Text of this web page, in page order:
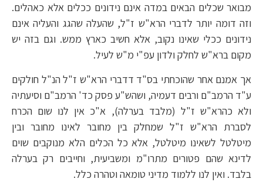
מבואר שכלים הבאים במדה אינם נידונים ככלים אלא כאהלים.
וזה דומה יותר לדברי הרא"ש ז"ל, שהעלה שהגג והעליה אינם
נידונים ככלי שאינו נקוב, אלא חשיב כארץ ממש. וגם בזה יש
מקום ברא"ש לחלק ולדון עפ"י מ"ש לעיל.
אך אמנם אחר שהוכחתי בס"ד דדברי הרא"ש ז"ל הנ"ל חולקים
ע"ד הרמב"ם ורבים דעמיה, ושהש"ע פסק כד' הרמב"ם וסיעתיה
ולא כהרא"ש ז"ל (מלבד בערלה), א"כ אין לנו שום הכרח
לסברת הרא"ש ז"ל שמחלק בין מחובר לאינו מחובר ובין
מיטלטל לשאינו מיטלטל, אלא כל הכלים הלא מנוקבים שוים
לדינא שהם פטורים מתרו"מ ומשביעית, וחייבים רק בערלה
בלבד. ואין לנו ללמוד מדיני טומאה וטהרה כלל.